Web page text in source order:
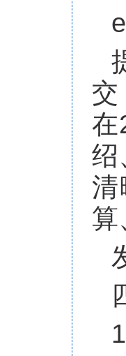
交
在
绍
算